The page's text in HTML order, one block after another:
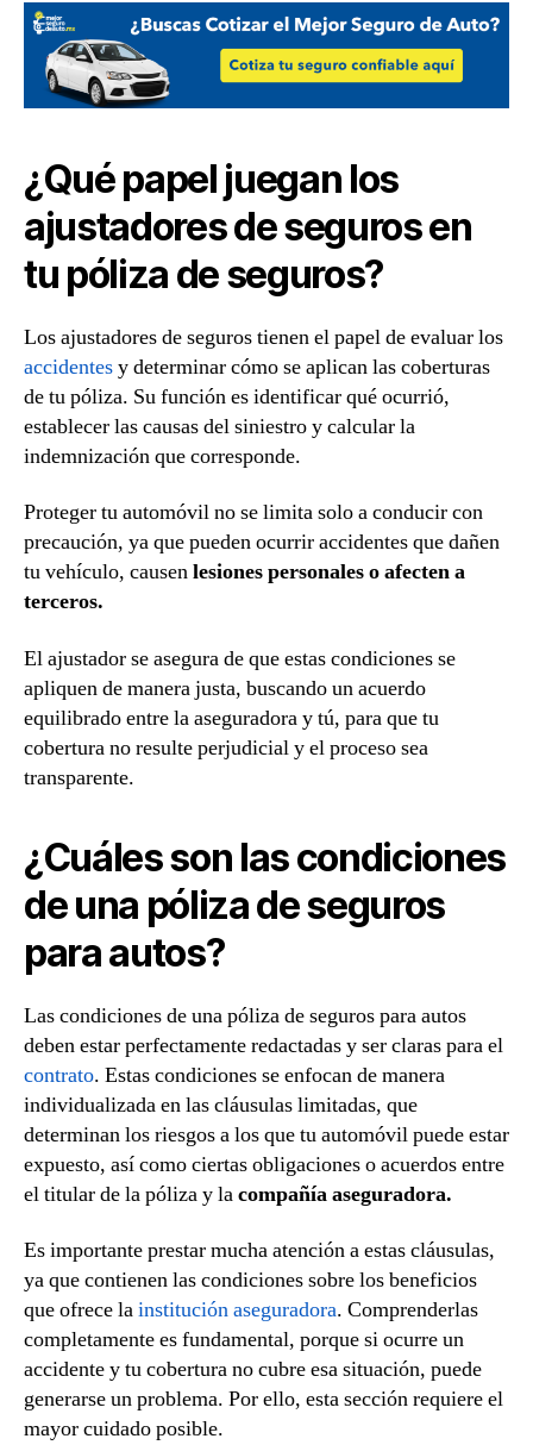
¿Qué papel juegan los
ajustadores de seguros en
tu póliza de seguros?
Los ajustadores de seguros tienen el papel de evaluar los
accidentesy determinar cómo se aplican las coberturas
de tu póliza. Su función es identificar qué ocurrió,
establecer las causas del siniestro y calcular la
indemnización que corresponde.
Proteger tu automóvil no se limita solo a conducir con
precaución, ya que pueden ocurrir accidentes que dañen
tu vehículo, causenlesiones personales o afecten a
terceros.
El ajustador se asegura de que estas condiciones se
apliquen de manera justa, buscando un acuerdo
equilibrado entre la aseguradora y tú, para que tu
cobertura no resulte perjudicial y el proceso sea
transparente.
¿Cuáles son las condiciones
de una póliza de seguros
para autos?
Las condiciones de una póliza de seguros para autos
deben estar perfectamente redactadas y ser claras para el
contrato. Estas condiciones se enfocan de manera
individualizada en las cláusulas limitadas, que
determinan los riesgos a los que tu automóvil puede estar
expuesto, así como ciertas obligaciones o acuerdos entre
el titular de la póliza y lacompañía aseguradora.
Es importante prestar mucha atención a estas cláusulas,
ya que contienen las condiciones sobre los beneficios
que ofrece lainstitución aseguradora. Comprenderlas
completamente es fundamental, porque si ocurre un
accidente y tu cobertura no cubre esa situación, puede
generarse un problema. Por ello, esta sección requiere el
mayor cuidado posible.